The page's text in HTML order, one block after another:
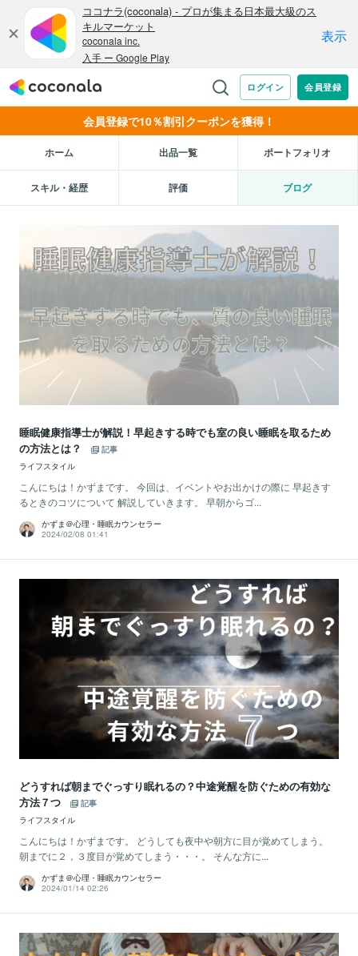
会員登録で10％割引クーポンを獲得！
ホーム 出品一覧 ポートフォリオ
スキル・経歴 評価 ブログ
睡眠健康指導士が解説！早起きする時でも室の良い睡眠を取るため
の方法とは？
記事
ライフスタイル
こんにちは！かずまです。 今回は、イベントやお出かけの際に 早起きす
るときのコツについて 解説していきます。 早朝からゴ...
かずま＠心理・睡眠カウンセラー
2024/02/08 01:41
どうすれば朝までぐっすり眠れるの？中途覚醒を防ぐための有効な
方法７つ
記事
ライフスタイル
こんにちは！かずまです。 どうしても夜中や朝方に目が覚めてしまう。
朝までに２，３度目が覚めてしまう・・・。 そんな方に...
かずま＠心理・睡眠カウンセラー
2024/01/14 02:26